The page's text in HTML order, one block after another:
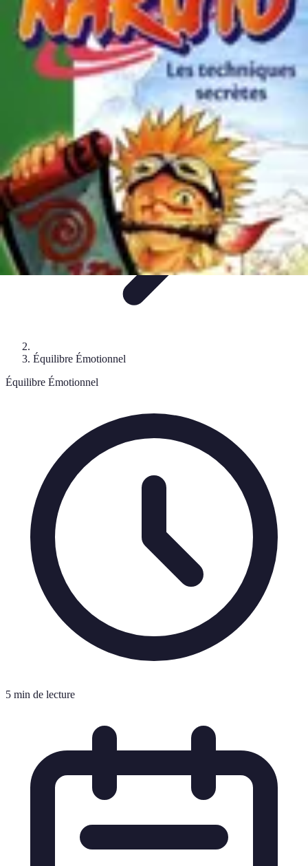
Techniques Yoga
Souplesse et Mobilité
Concentration et
MéditationDébutantMéditation et YogaTechniques de Yoga
Techniques Yoga
Équilibre Émotionnel
Équilibre Émotionnel
5 min de lecture